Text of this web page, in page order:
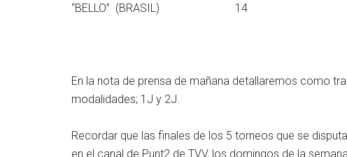
“BELLO” (BRASIL) 14
En la nota de prensa de mañana detallaremos como
modalidades; 1J y 2J.
Recordar que las finales de los 5 torneos que se
en el canal de Punt2 de TVV, los domingos de la